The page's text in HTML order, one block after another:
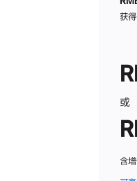
获
或
含